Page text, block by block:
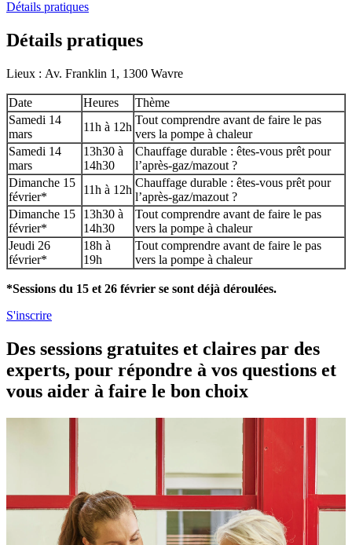
Détails pratiques
Détails pratiques
Lieux : Av. Franklin 1, 1300 Wavre
Date Heures
Thème
Samedi 14
mars
11h à 12h
Tout comprendre avant de faire le pas
vers la pompe à chaleur
Samedi 14
mars
13h30 à
14h30
Chauffage durable : êtes-vous prêt pour
l’après-gaz/mazout ?
Dimanche 15
février*
11h à 12h
Chauffage durable : êtes-vous prêt pour
l’après-gaz/mazout ?
Dimanche 15
février*
13h30 à
14h30
Tout comprendre avant de faire le pas
vers la pompe à chaleur
Jeudi 26
février*
18h à
19h
Tout comprendre avant de faire le pas
vers la pompe à chaleur
*Sessions du 15 et 26 février se sont déjà déroulées.
S'inscrire
Des sessions gratuites et claires par des
experts, pour répondre à vos questions et
vous aider à faire le bon choix